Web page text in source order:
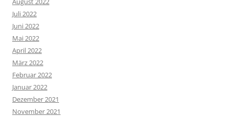
Juli 2022
Juni 2022
Mai 2022
April 2022
März 2022
Februar 2022
Januar 2022
Dezember 2021
November 2021